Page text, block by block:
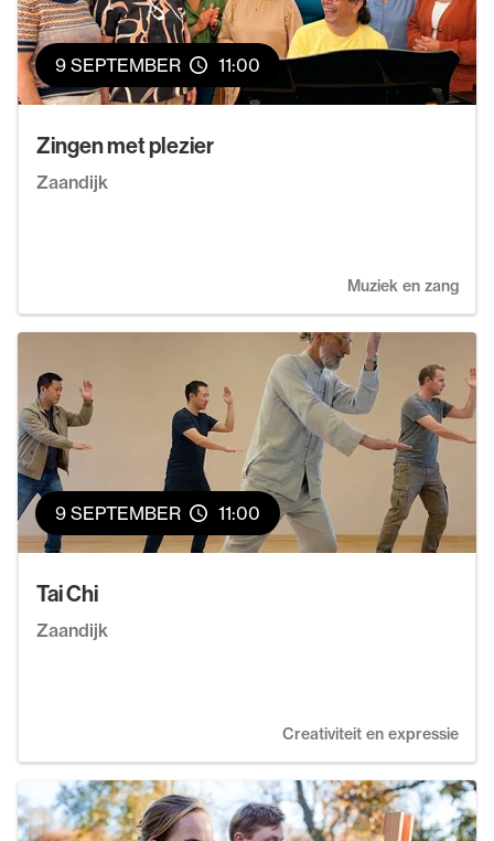
9 SEPTEMBER 11:00
Zingen met plezier
Zaandijk
Muziek en zang
9 SEPTEMBER 11:00
Tai Chi
Zaandijk
Creativiteit en expressie